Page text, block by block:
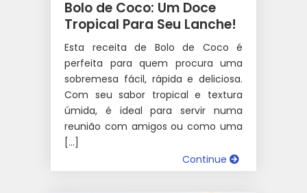
Bolo de Coco: Um Doce
Tropical Para Seu Lanche!
Esta receita de Bolo de Coco é
perfeita para quem procura uma
sobremesa fácil, rápida e deliciosa.
Com seu sabor tropical e textura
úmida, é ideal para servir numa
reunião com amigos ou como uma
[…]
Continue